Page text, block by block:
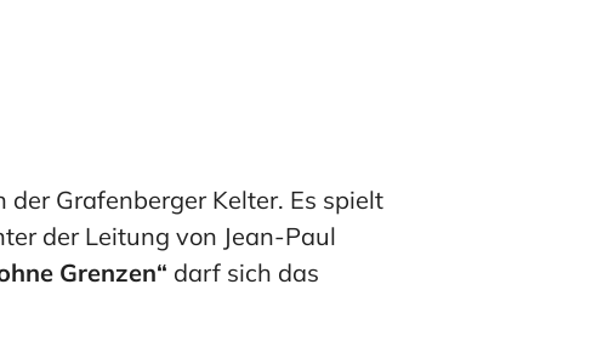
Grafenberger Kelter. Es spielt
der Leitung von Jean-Paul
Grenzen“ darf sich das